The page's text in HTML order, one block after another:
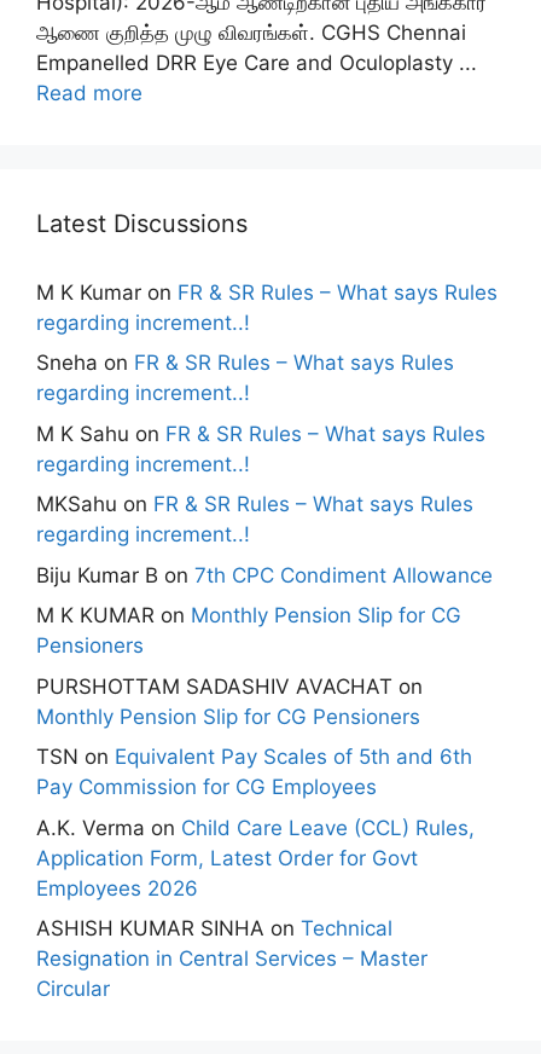
ஆணை குறித்த முழு விவரங்கள். CGHS Chennai
Empanelled DRR Eye Care and Oculoplasty ...
Read more
Latest Discussions
M K Kumar on FR & SR Rules – What says Rules
regarding increment..!
Sneha on FR & SR Rules – What says Rules
regarding increment..!
M K Sahu on FR & SR Rules – What says Rules
regarding increment..!
MKSahu on FR & SR Rules – What says Rules
regarding increment..!
Biju Kumar B on 7th CPC Condiment Allowance
M K KUMAR on Monthly Pension Slip for CG
Pensioners
PURSHOTTAM SADASHIV AVACHAT on
Monthly Pension Slip for CG Pensioners
TSN on Equivalent Pay Scales of 5th and 6th
Pay Commission for CG Employees
A.K. Verma on Child Care Leave (CCL) Rules,
Application Form, Latest Order for Govt
Employees 2026
ASHISH KUMAR SINHA on Technical
Resignation in Central Services – Master
Circular